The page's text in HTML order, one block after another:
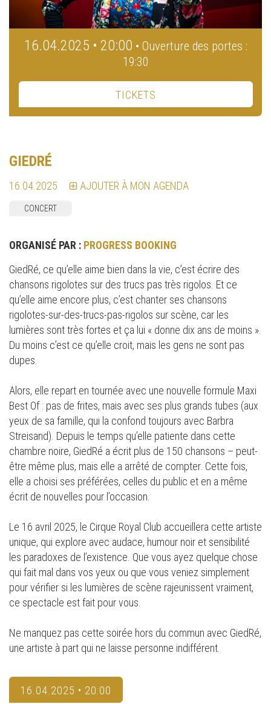
16.04.2025 • 20:00 • Ouverture des portes :
19:30
TICKETS
GIEDRÉ
16.04.2025 AJOUTER À MON AGENDA
CONCERT
ORGANISÉ PAR : PROGRESS BOOKING
GiedRé, ce qu’elle aime bien dans la vie, c’est écrire des
chansons rigolotes sur des trucs pas très rigolos. Et ce
qu’elle aime encore plus, c’est chanter ses chansons
rigolotes-sur-des-trucs-pas-rigolos sur scène, car les
lumières sont très fortes et ça lui « donne dix ans de moins ».
Du moins c’est ce qu’elle croit, mais les gens ne sont pas
dupes.
Alors, elle repart en tournée avec une nouvelle formule Maxi
Best Of : pas de frites, mais avec ses plus grands tubes (aux
yeux de sa famille, qui la confond toujours avec Barbra
Streisand). Depuis le temps qu’elle patiente dans cette
chambre noire, GiedRé a écrit plus de 150 chansons – peut-
être même plus, mais elle a arrêté de compter. Cette fois,
elle a choisi ses préférées, celles du public et en a même
écrit de nouvelles pour l’occasion.
Le 16 avril 2025, le Cirque Royal Club accueillera cette artiste
unique, qui explore avec audace, humour noir et sensibilité
les paradoxes de l’existence. Que vous ayez quelque chose
qui fait mal dans vos yeux ou que vous veniez simplement
pour vérifier si les lumières de scène rajeunissent vraiment,
ce spectacle est fait pour vous.
Ne manquez pas cette soirée hors du commun avec GiedRé,
une artiste à part qui ne laisse personne indifférent.
16.04.2025 • 20:00